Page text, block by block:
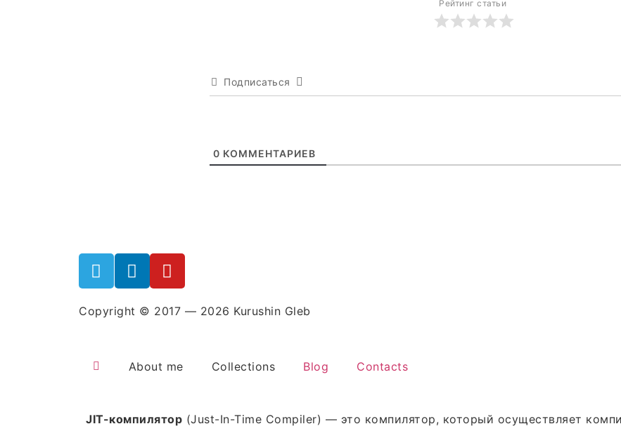
Рейтинг статьи
Подписаться
0 КОММЕНТАРИЕВ
Copyright © 2017 — 2026 Kurushin Gleb
About me Collections Blog Contacts
JIT-компилятор (Just-In-Time Compiler) — это компилятор, который осуществляет